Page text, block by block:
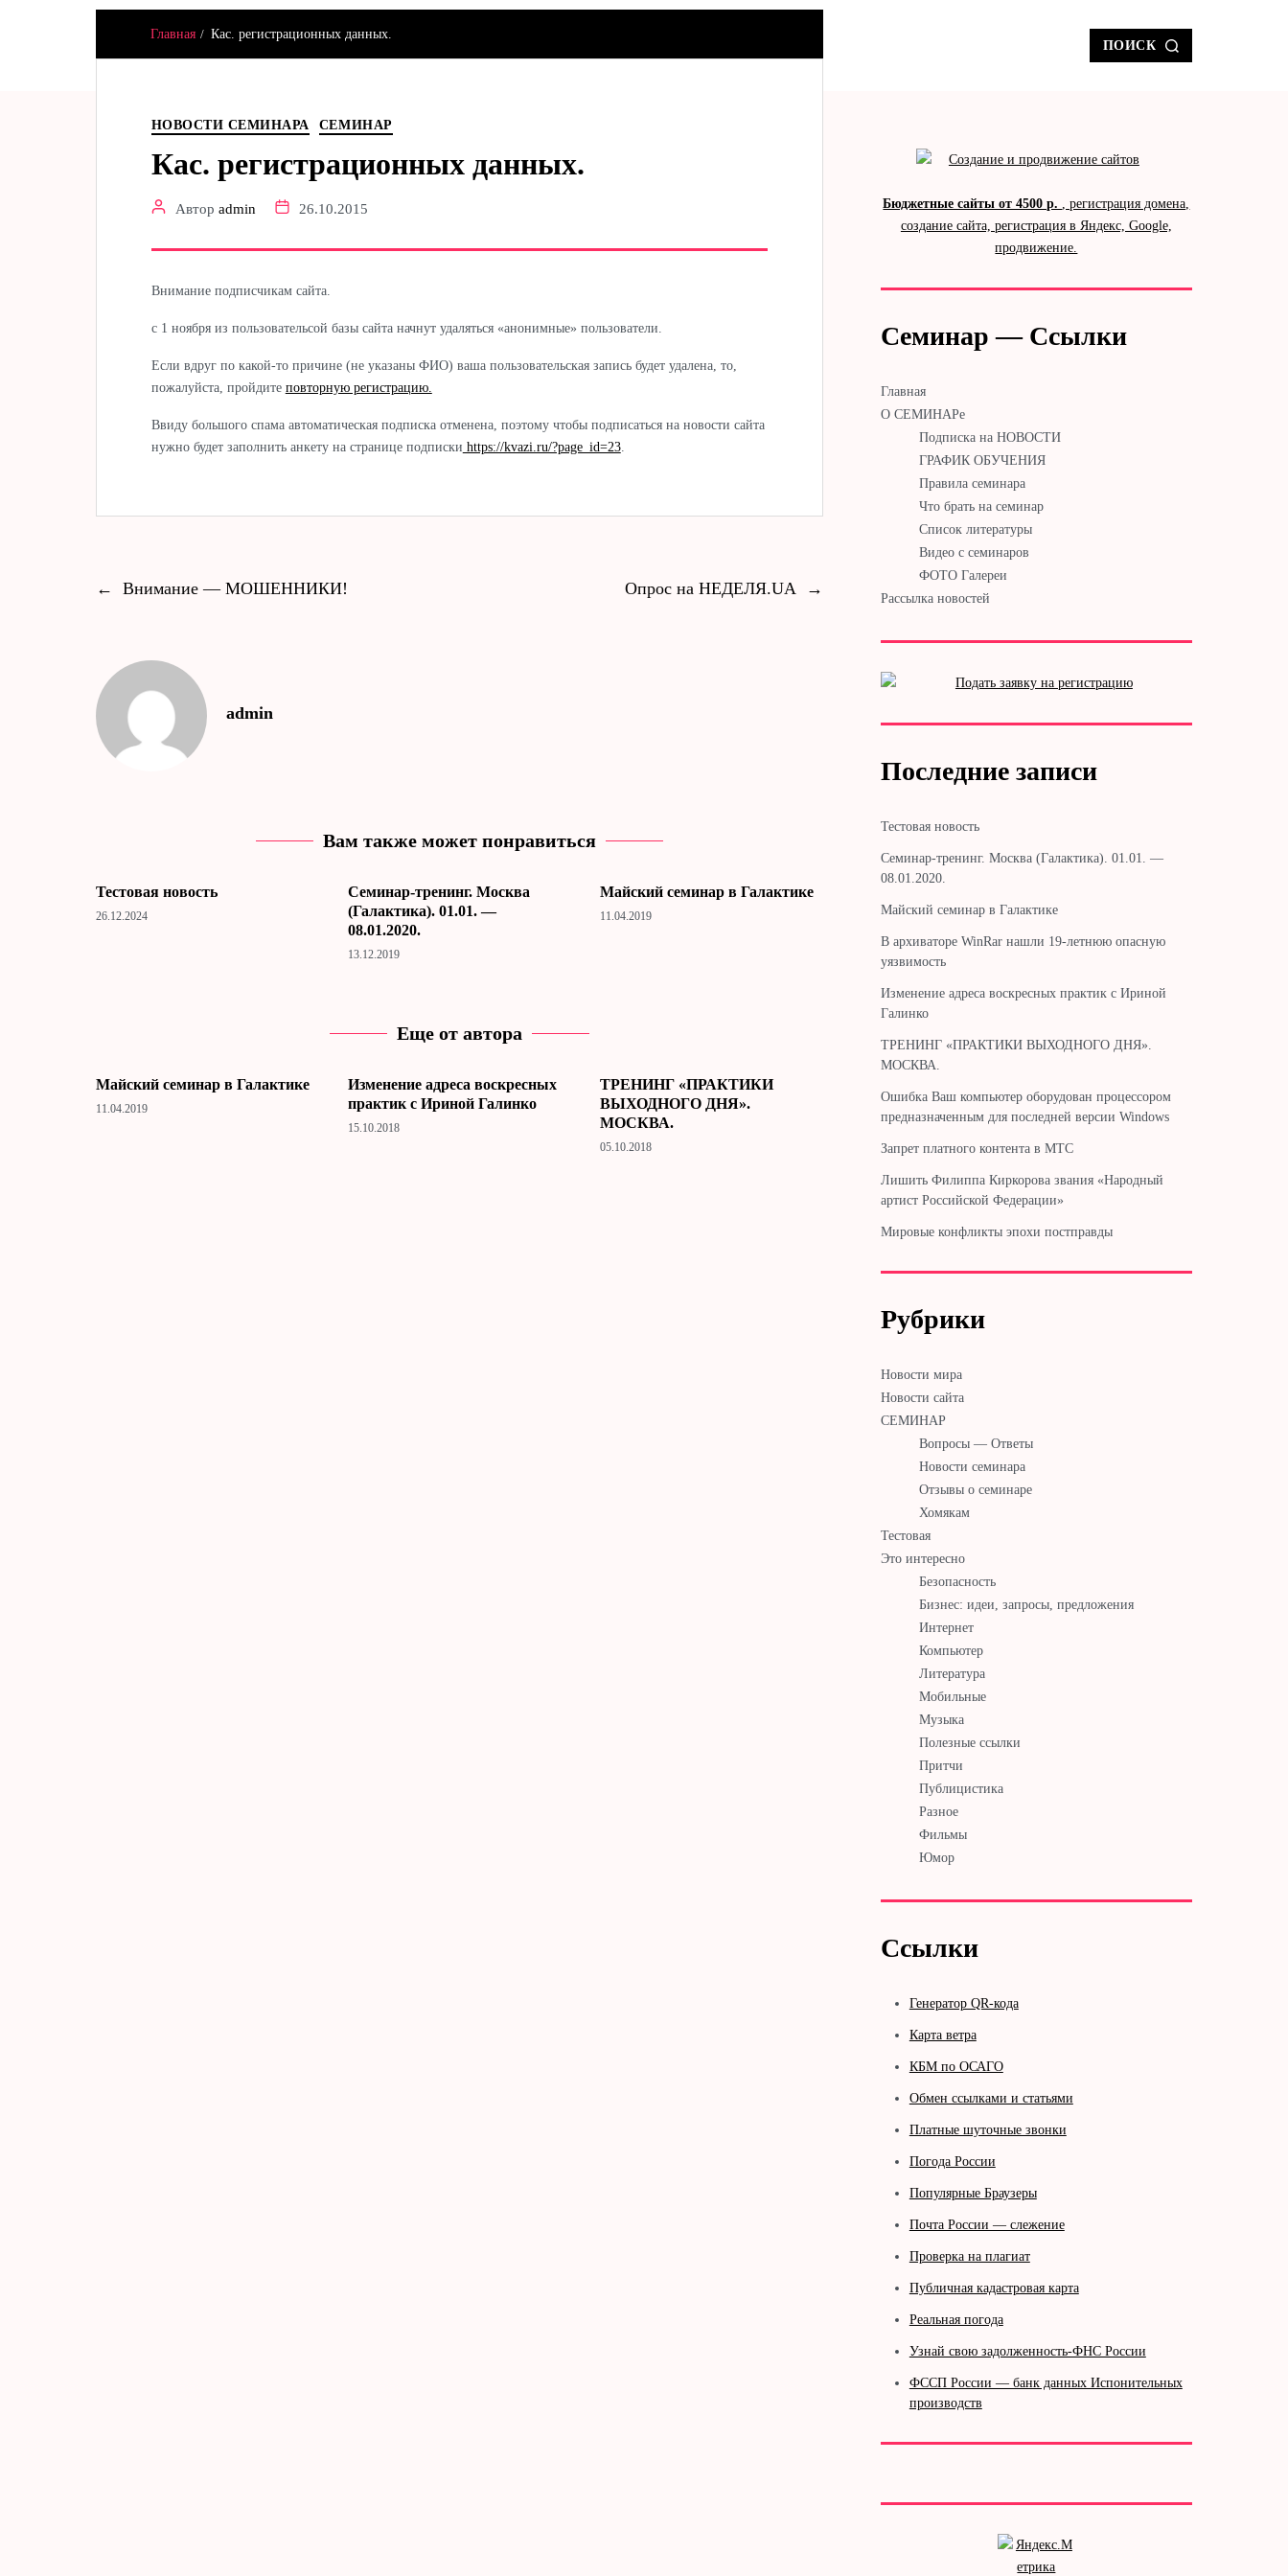
Hamster & Co ПОИСК
Главная Кас. регистрационных данных.
НОВОСТИ СЕМИНАРА СЕМИНАР
Кас. регистрационных данных.
Автор admin 26.10.2015
Внимание подписчикам сайта.
с 1 ноября из пользовательсой базы сайта начнут удаляться «анонимные» пользователи.
Если вдруг по какой-то причине (не указаны ФИО) ваша пользовательская запись будет удалена, то,
пожалуйста, пройдите повторную регистрацию.
Ввиду большого спама автоматическая подписка отменена, поэтому чтобы подписаться на новости сайта
нужно будет заполнить анкету на странице подписки https://kvazi.ru/?page_id=23.
← Внимание — МОШЕННИКИ! →
Опрос на НЕДЕЛЯ.UA
admin
Вам также может понравиться
Тестовая новость
26.12.2024
Cеминар-тренинг. Москва
(Галактика). 01.01. —
08.01.2020.
13.12.2019
Майский семинар в Галактике
11.04.2019
Еще от автора
Майский семинар в Галактике
11.04.2019
Изменение адреса воскресных
практик с Ириной Галинко
15.10.2018
ТРЕНИНГ «ПРАКТИКИ
ВЫХОДНОГО ДНЯ».
МОСКВА.
05.10.2018
Бюджетные сайты от 4500 р. , регистрация домена,
создание сайта, регистрация в Яндекс, Google,
продвижение.
Семинар — Ссылки
Главная
О СЕМИНАРе
Подписка на НОВОСТИ
ГРАФИК ОБУЧЕНИЯ
Правила семинара
Что брать на семинар
Список литературы
Видео с семинаров
ФОТО Галереи
Рассылка новостей
Последние записи
Тестовая новость
Cеминар-тренинг. Москва (Галактика). 01.01. —
08.01.2020.
Майский семинар в Галактике
В архиваторе WinRar нашли 19-летнюю опасную
уязвимость
Изменение адреса воскресных практик с Ириной
Галинко
ТРЕНИНГ «ПРАКТИКИ ВЫХОДНОГО ДНЯ».
МОСКВА.
Ошибка Ваш компьютер оборудован процессором
предназначенным для последней версии Windows
Запрет платного контента в МТС
Лишить Филиппа Киркорова звания «Народный
артист Российской Федерации»
Мировые конфликты эпохи постправды
Рубрики
Новости мира
Новости сайта
СЕМИНАР
Вопросы — Ответы
Новости семинара
Отзывы о семинаре
Хомякам
Тестовая
Это интересно
Безопасность
Бизнес: идеи, запросы, предложения
Интернет
Компьютер
Литература
Мобильные
Музыка
Полезные ссылки
Притчи
Публицистика
Разное
Фильмы
Юмор
Ссылки
Генератор QR-кода
Карта ветра
КБМ по ОСАГО
Обмен ссылками и статьями
Платные шуточные звонки
Погода России
Популярные Браузеры
Почта России — слежение
Проверка на плагиат
Публичная кадастровая карта
Реальная погода
Узнай свою задолженность-ФНС России
ФССП России — банк данных Испонительных
производств